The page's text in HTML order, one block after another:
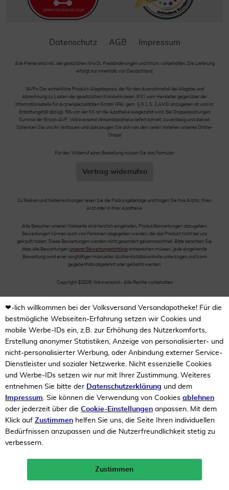
10%
Neukunden-Rabatt ab 49€!
mehr erfahren >
Datenschutz AGB Impressum
Alle Preise sind inkl. der gestzlichen MwSt. Preisänderungen und Irrtum vorbehalten. Die Lieferung
erfolgt nur innerhalb von Deutschland.
*AVP= Der einheitliche Produkt-Abgabepreis, der für den Ausnahmefall der Abgabe und
Abrechnung zu Lasten der gesetzlichen Krankenkassen (KK) vom Hersteller gegenüber der
Informationsstelle für Arzneispezialitäten GmbH (IFA) gem. § III 1, S. 2 AMG anzugeben ist und im
Erstattungsfall abzügl. 5% von der KK an die Apotheke ausgezahlt wird. Bei Doppelpackungen
Summe der Einzel-AVP. Volksversand Versandapotheke liefert schnell, zuverlässig und diskret.
Schenken Sie uns Ihr Vertrauen und überzeugen Sie sich von den vielen Vorteilen unseres Online-
Shops!
Für den Widerruf einer Bestellung nutzen Sie das Formular:
Vertrag widerrufen
Zu Risiken und Nebenwirkungen lesen Sie die Packungsbeilage und fragen Sie Ihre Ärztin, Ihren
Arzt oder in Ihrer Apotheke.
Alle Besucher unserer Webseite sind herzlich eingeladen, Produktbewertungen abzugeben.
Bewertungen können auch von Personen abgegeben werden, die das Produkt nicht bei uns
gekauft haben. Diese Bewertungen werden nicht gesondert gekennzeichnet. Bitte beachten Sie,
dass alle Bewertungen unserer Bewertungsrichtlinie entsprechen müssen. Jede eingehende
Bewertung wird einer sorgfältigen manuellen Authentizitätskontrolle unterzogen und kann
gegebenfalls abgelehnt oder gelöscht werden.
Copyright ©2026 Volksversand - Alle Rechte vorbehalten
❤-lich willkommen bei der Volksversand Versandapotheke! Für die
bestmögliche Webseiten-Erfahrung setzen wir Cookies und
mobile Werbe-IDs ein, z.B. zur Erhöhung des Nutzerkomforts,
Erstellung anonymer Statistiken, Anzeige von personalisierter- und
nicht-personalisierter Werbung, oder Anbindung externer Service-
Dienstleister und sozialer Netzwerke. Nicht essenzielle Cookies
und Werbe-IDs setzen wir nur mit Ihrer Zustimmung. Weiteres
entnehmen Sie bitte der Datenschutzerklärung und dem
Impressum. Sie können die Verwendung von Cookies ablehnen
oder jederzeit über die Cookie-Einstellungen anpassen. Mit dem
Klick auf Zustimmen helfen Sie uns, die Seite Ihren individuellen
Bedürfnissen anzupassen und die Nutzerfreundlichkeit stetig zu
verbessern.
Zustimmen